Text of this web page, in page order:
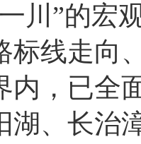
川”的宏
标线走向
内，已全
湖、长治